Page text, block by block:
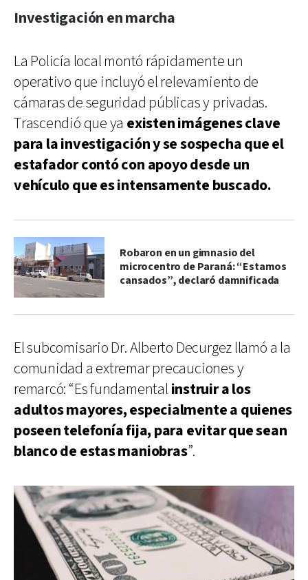
Investigación en marcha
La Policía local montó rápidamente un
operativo que incluyó el relevamiento de
cámaras de seguridad públicas y privadas.
Trascendió que ya existen imágenes clave
para la investigación y se sospecha que el
estafador contó con apoyo desde un
vehículo que es intensamente buscado.
Robaron en un gimnasio del
microcentro de Paraná: “Estamos
cansados”, declaró damnificada
El subcomisario Dr. Alberto Decurgez llamó a la
comunidad a extremar precauciones y
remarcó: “Es fundamental instruir a los
adultos mayores, especialmente a quienes
poseen telefonía fija, para evitar que sean
blanco de estas maniobras”.